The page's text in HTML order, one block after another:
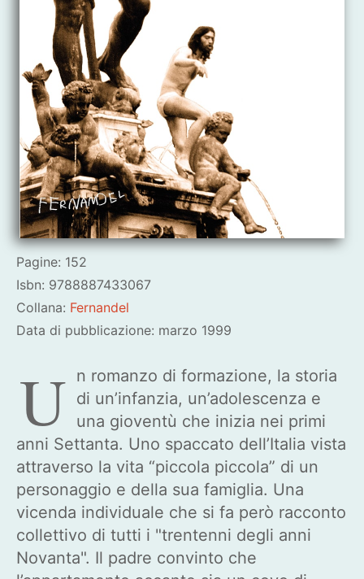
Pagine: 152
Isbn: 9788887433067
Collana: Fernandel
Data di pubblicazione: marzo 1999
U n romanzo di formazione, la storia
di un’infanzia, un’ado­lescenza e
una gioventù che inizia nei primi
anni Settanta. Uno spaccato dell’Italia vista
attraverso la vita “piccola piccola” di un
personaggio e della sua famiglia. Una
vicenda individuale che si fa però racconto
collettivo di tutti i "trentenni degli anni
Novanta". Il padre convinto che